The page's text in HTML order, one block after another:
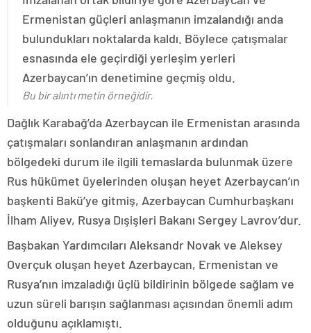
Ermenistan güçleri anlaşmanın imzalandığı anda
bulundukları noktalarda kaldı. Böylece çatışmalar
esnasında ele geçirdiği yerleşim yerleri
Azerbaycan’ın denetimine geçmiş oldu.
Bu bir alıntı metin örneğidir.
Dağlık Karabağ’da Azerbaycan ile Ermenistan arasında
çatışmaları sonlandıran anlaşmanın ardından
bölgedeki durum ile ilgili temaslarda bulunmak üzere
Rus hükümet üyelerinden oluşan heyet Azerbaycan’ın
başkenti Bakü’ye gitmiş, Azerbaycan Cumhurbaşkanı
İlham Aliyev, Rusya Dışişleri Bakanı Sergey Lavrov’dur.
Başbakan Yardımcıları Aleksandr Novak ve Aleksey
Overçuk oluşan heyet Azerbaycan, Ermenistan ve
Rusya’nın imzaladığı üçlü bildirinin bölgede sağlam ve
uzun süreli barışın sağlanması açısından önemli adım
olduğunu açıklamıştı.